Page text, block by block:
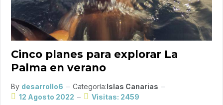
Cinco planes para explorar La
Palma en verano
By desarrollo6 Categoría:Islas Canarias
12 Agosto 2022
Visitas: 2459